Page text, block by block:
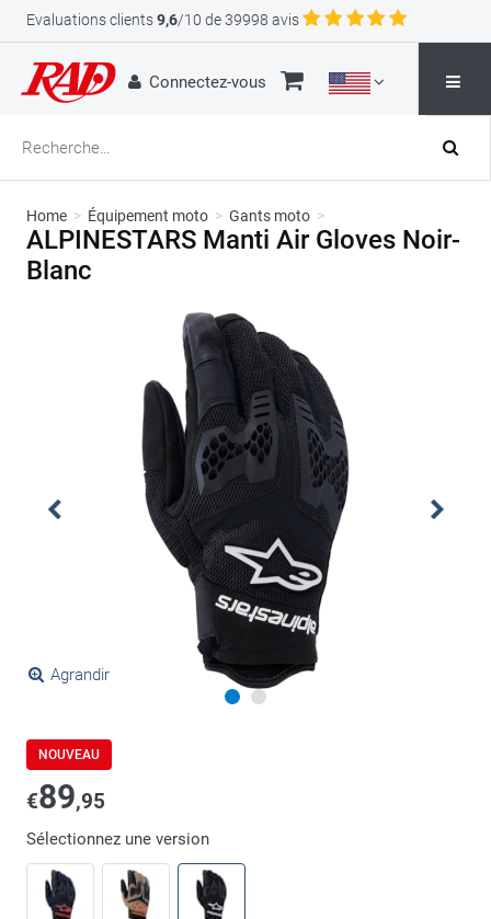
Evaluations clients9,6/10 de 39998 avis
Connectez-vous
Home > Équipement moto > Gants moto >
ALPINESTARS Manti Air Gloves Noir-
Blanc
Agrandir
NOUVEAU
€89,95
Sélectionnez une version